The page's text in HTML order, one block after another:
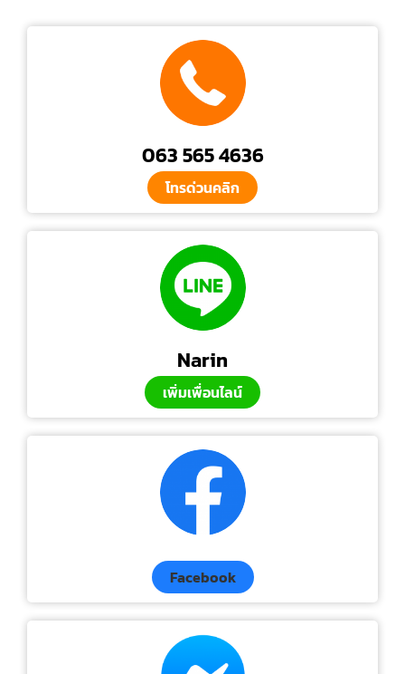
063 565 4636
โทรด่วนคลิก
Narin
เพิ่มเพื่อนไลน์
Facebook